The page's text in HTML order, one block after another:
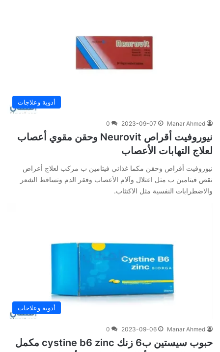
أدوية وعلاجات
Manar Ahmed
2023-09-07
0
نيوروفيت أقراص Neurovit وحقن مقوي أعصاب
لعلاج التهابات الأعصاب
نيوروفيت أقراص وحقن مكما غذائي فيتامين ب مركب لعلاج أعراض
نقص فيتامين ب مثل اعتلال وآلام الأعصاب وفقر الدم وتساقط الشعر
والاضطرابات النفسية مثل الاكتئاب.
أدوية وعلاجات
Manar Ahmed
2023-09-06
0
حبوب سيستين ب6 زنك cystine b6 zinc مكمل